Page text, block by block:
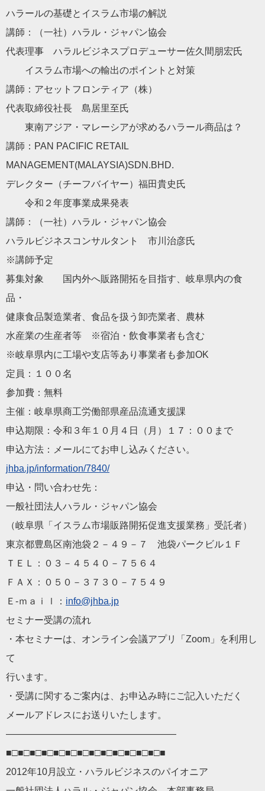
ハラールの基礎とイスラム市場の解説
講師：（一社）ハラル・ジャパン協会
代表理事 ハラルビジネスプロデューサー佐久間朋宏氏
イスラム市場への輸出のポイントと対策
講師：アセットフロンティア（株）
代表取締役社長 島居里至氏
東南アジア・マレーシアが求めるハラール商品は？
講師：PAN PACIFIC RETAIL
MANAGEMENT(MALAYSIA)SDN.BHD.
デレクター（チーフバイヤー）福田貴史氏
令和２年度事業成果発表
講師：（一社）ハラル・ジャパン協会
ハラルビジネスコンサルタント 市川治彦氏
※講師予定
募集対象 国内外へ販路開拓を目指す、岐阜県内の食
品・
健康食品製造業者、食品を扱う卸売業者、農林
水産業の生産者等 ※宿泊・飲食事業者も含む
※岐阜県内に工場や支店等あり事業者も参加OK
定員：１００名
参加費：無料
主催：岐阜県商工労働部県産品流通支援課
申込期限：令和３年１０月４日（月）１７：００まで
申込方法：メールにてお申し込みください。
jhba.jp/information/7840/
申込・問い合わせ先：
一般社団法人ハラル・ジャパン協会
（岐阜県「イスラム市場販路開拓促進支援業務」受託者）
東京都豊島区南池袋２－４９－７ 池袋パークビル１Ｆ
ＴＥＬ：０３－４５４０－７５６４
ＦＡＸ：０５０－３７３０－７５４９
Ｅ-ｍａｉｌ： info@jhba.jp
セミナー受講の流れ
・本セミナーは、オンライン会議アプリ「Zoom」を利用し
て
行います。
・受講に関するご案内は、お申込み時にご記入いただく
メールアドレスにお送りいたします。
——————————————————
■□■□■□■□■□■□■□■□■□■□■□■□■□■
2012年10月設立・ハラルビジネスのパイオニア